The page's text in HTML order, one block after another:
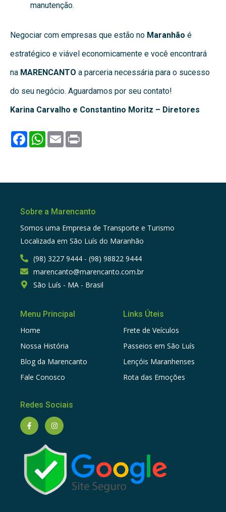
manutenção.
Negociar com empresas que estão no Maranhão é
estratégico e viável economicamente e você encontrará
na MARENCANTO a parceria necessária para o sucesso
do seu negócio. Aguardamos por seu contato!
Karina Carvalho e Constantino Moritz – Diretores
FacebookWhatsApp
Email
Sobre a Marencanto
Somos uma Empresa de Transporte e Turismo
Localizada em São Luís do Maranhão
(98) 3227 9444 - (98) 98822 9444
marencanto@marencanto.com.br
São Luís - MA - Brasil
Menu Principal
Home
Nossa História
Blog da Marencanto
Fale Conosco
Links Úteis
Frete de Veículos
Passeios em São Luís
Lençóis Maranhenses
Rota das Emoções
Redes Sociais